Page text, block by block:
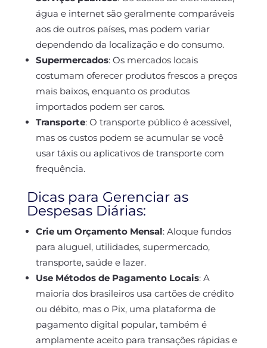
água e internet são geralmente comparáveis
aos de outros países, mas podem variar
dependendo da localização e do consumo.
Supermercados: Os mercados locais
costumam oferecer produtos frescos a preços
mais baixos, enquanto os produtos
importados podem ser caros.
Transporte: O transporte público é acessível,
mas os custos podem se acumular se você
usar táxis ou aplicativos de transporte com
frequência.
Dicas para Gerenciar as
Despesas Diárias:
Crie um Orçamento Mensal: Aloque fundos
para aluguel, utilidades, supermercado,
transporte, saúde e lazer.
Use Métodos de Pagamento Locais: A
maioria dos brasileiros usa cartões de crédito
ou débito, mas o Pix, uma plataforma de
pagamento digital popular, também é
amplamente aceito para transações rápidas e